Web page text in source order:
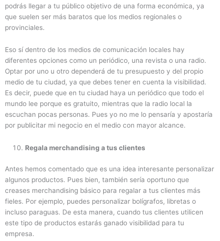
podrás llegar a tu público objetivo de una forma económica, ya
que suelen ser más baratos que los medios regionales o
provinciales.
Eso sí dentro de los medios de comunicación locales hay
diferentes opciones como un periódico, una revista o una radio.
Optar por uno u otro dependerá de tu presupuesto y del propio
medio de tu ciudad, ya que debes tener en cuenta la visibilidad.
Es decir, puede que en tu ciudad haya un periódico que todo el
mundo lee porque es gratuito, mientras que la radio local la
escuchan pocas personas. Pues yo no me lo pensaría y apostaría
por publicitar mi negocio en el medio con mayor alcance.
Regala merchandising a tus clientes
Antes hemos comentado que es una idea interesante personalizar
algunos productos. Pues bien, también sería oportuno que
creases merchandising básico para regalar a tus clientes más
fieles. Por ejemplo, puedes personalizar bolígrafos, libretas o
incluso paraguas. De esta manera, cuando tus clientes utilicen
este tipo de productos estarás ganado visibilidad para tu
empresa.